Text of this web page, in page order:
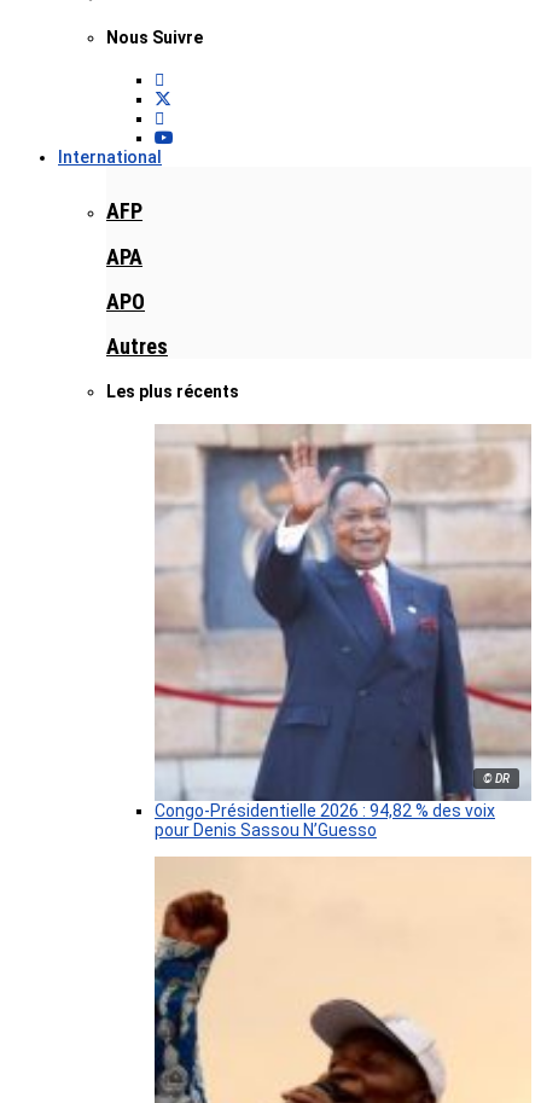
Nous Suivre
International
AFP
APA
APO
Autres
Les plus récents
© DR
Congo-Présidentielle 2026 : 94,82 % des voix
pour Denis Sassou N’Guesso